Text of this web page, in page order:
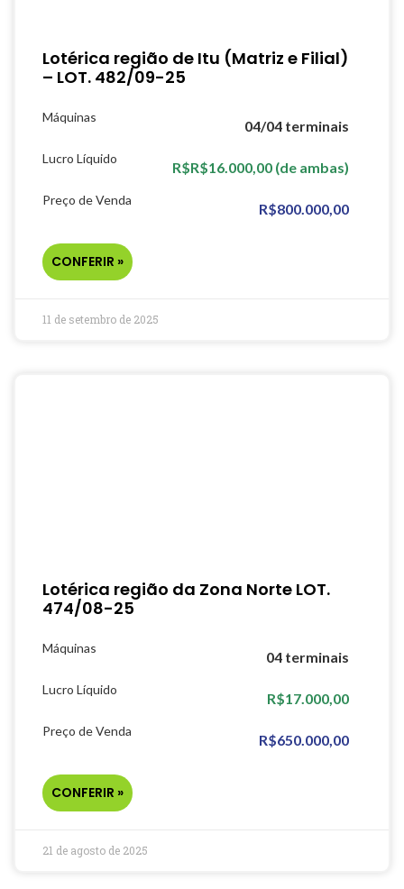
Lotérica região de Itu (Matriz e Filial)
– LOT. 482/09-25
Máquinas
04/04 terminais
Lucro Líquido
R$R$16.000,00 (de ambas)
Preço de Venda
R$800.000,00
CONFERIR »
11 de setembro de 2025
Lotérica região da Zona Norte LOT.
474/08-25
Máquinas
04 terminais
Lucro Líquido
R$17.000,00
Preço de Venda
R$650.000,00
CONFERIR »
21 de agosto de 2025